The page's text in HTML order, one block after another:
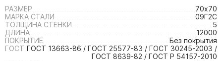
РАЗМЕР
70х70
МАРКА СТАЛИ
09Г2С
ТОЛЩИНА СТЕНКИ
5
ДЛИНА
12000
ПОКРЫТИЕ
Без покрытия
ГОСТ ГОСТ 13663-86 / ГОСТ 25577-83 / ГОСТ 30245-2003 /
ГОСТ 8639-82 / ГОСТ Р 54157-2010